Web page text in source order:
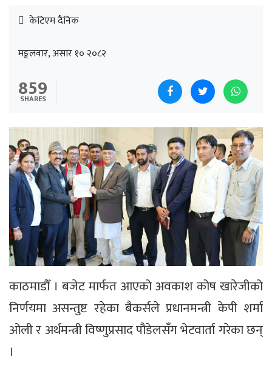
केटिएम दैनिक
मङ्गलवार, असार १० २०८२
859
SHARES
काठमाडौँ । बजेट मार्फत आएको अवकाश कोष खारेजीको
निर्णयमा असन्तुष्ट रहेका बैकर्सले प्रधानमन्त्री केपी शर्मा
ओली र अर्थमन्त्री विष्णुप्रसाद पौडेलसँग भेटवार्ता गरेका छन्
।